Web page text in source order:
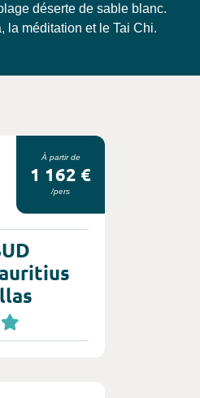
déserte de sable blanc.
la méditation et le Tai Chi.
À partir de
1 162 €
/pers